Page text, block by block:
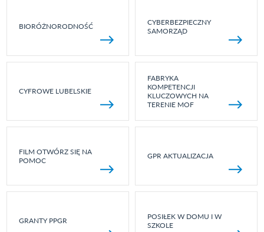
BIORÓŻNORODNOŚĆ
CYBERBEZPIECZNY
SAMORZĄD
CYFROWE LUBELSKIE
FABRYKA
KOMPETENCJI
KLUCZOWYCH NA
TERENIE MOF
FILM OTWÓRZ SIĘ NA
POMOC
GPR AKTUALIZACJA
GRANTY PPGR
POSIŁEK W DOMU I W
SZKOLE